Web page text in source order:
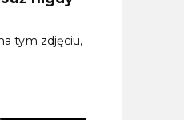
tym zdjęciu,